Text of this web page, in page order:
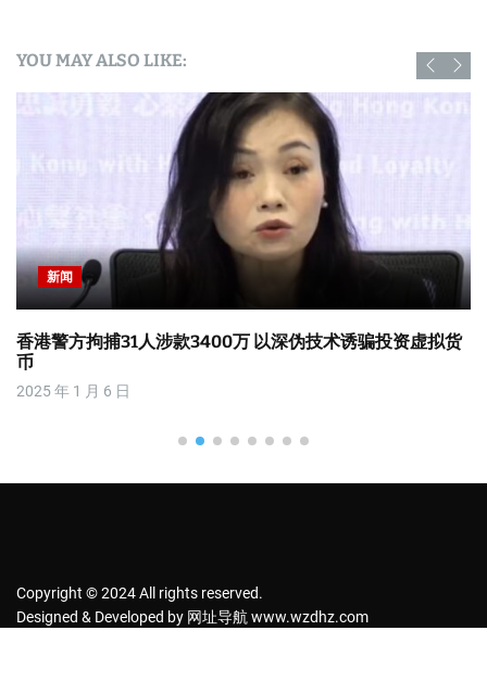
YOU MAY ALSO LIKE:
新闻
香港警方拘捕31人涉款3400万 以深伪技术诱骗投资虚拟货
币
2025 年 1 月 6 日
Copyright © 2024 All rights reserved.
Designed & Developed by 网址导航 www.wzdhz.com